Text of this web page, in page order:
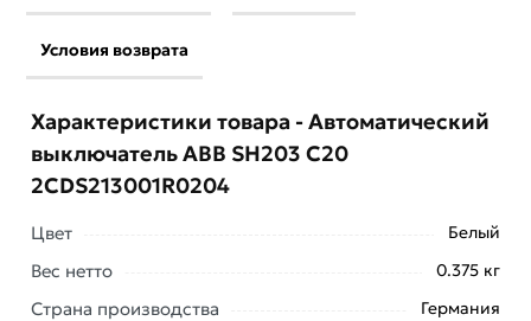
Условия возврата
Характеристики товара - Автоматический
выключатель ABB SH203 C20
2CDS213001R0204
Цвет Белый
Вес нетто 0.375 кг
Страна производства Германия